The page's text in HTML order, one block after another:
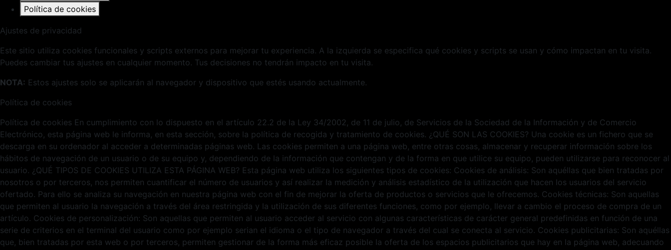
Política de cookies
Ajustes de privacidad
Este sitio utiliza cookies funcionales y scripts externos para mejorar tu experiencia. A la izquierda se especifica qué cookies y scripts se usan y cómo impactan en tu visita.
Puedes cambiar tus ajustes en cualquier momento. Tus decisiones no tendrán impacto en tu visita.
NOTA: Estos ajustes solo se aplicarán al navegador y dispositivo que estés usando actualmente.
Política de cookies
Política de cookies En cumplimiento con lo dispuesto en el artículo 22.2 de la Ley 34/2002, de 11 de julio, de Servicios de la Sociedad de la Información y de Comercio
Electrónico, esta página web le informa, en esta sección, sobre la política de recogida y tratamiento de cookies. ¿QUÉ SON LAS COOKIES? Una cookie es un fichero que se
descarga en su ordenador al acceder a determinadas páginas web. Las cookies permiten a una página web, entre otras cosas, almacenar y recuperar información sobre los
hábitos de navegación de un usuario o de su equipo y, dependiendo de la información que contengan y de la forma en que utilice su equipo, pueden utilizarse para reconocer al
usuario. ¿QUÉ TIPOS DE COOKIES UTILIZA ESTA PÁGINA WEB? Esta página web utiliza los siguientes tipos de cookies: Cookies de análisis: Son aquéllas que bien tratadas por
nosotros o por terceros, nos permiten cuantificar el número de usuarios y así realizar la medición y análisis estadístico de la utilización que hacen los usuarios del servicio
ofertado. Para ello se analiza su navegación en nuestra página web con el fin de mejorar la oferta de productos o servicios que le ofrecemos. Cookies técnicas: Son aquellas
que permiten al usuario la navegación a través del área restringida y la utilización de sus diferentes funciones, como por ejemplo, llevar a cambio el proceso de compra de un
artículo. Cookies de personalización: Son aquellas que permiten al usuario acceder al servicio con algunas características de carácter general predefinidas en función de una
serie de criterios en el terminal del usuario como por ejemplo serian el idioma o el tipo de navegador a través del cual se conecta al servicio. Cookies publicitarias: Son aquéllas
que, bien tratadas por esta web o por terceros, permiten gestionar de la forma más eficaz posible la oferta de los espacios publicitarios que hay en la página web, adecuando